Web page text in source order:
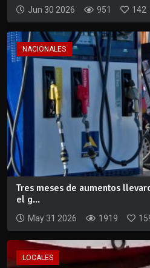
Jun 30 2026 951 142
NACIONALES
Tres meses de aumentos
el g...
May 31 2026 1919
LOCALES